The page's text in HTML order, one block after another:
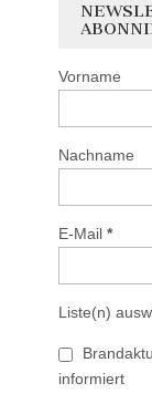
Vorname
Nachname
E-Mail *
Liste(n)
informiert